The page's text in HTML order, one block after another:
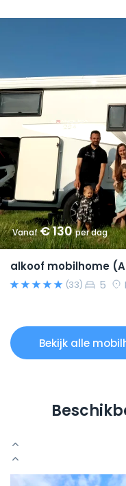
Vanaf€ 130per dag
alkoof mobilhome
(33) 5
Bekijk alle